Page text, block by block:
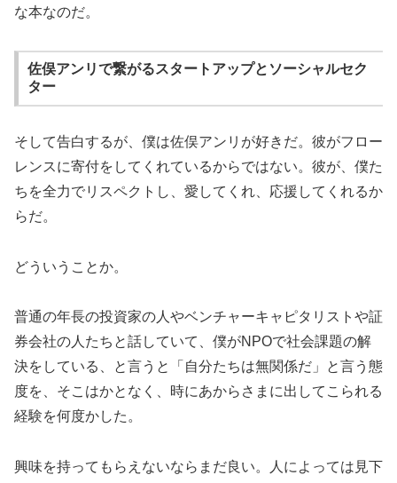
な本なのだ。
佐俣アンリで繋がるスタートアップとソーシャルセク
ター
そして告白するが、僕は佐俣アンリが好きだ。彼がフロー
レンスに寄付をしてくれているからではない。彼が、僕た
ちを全力でリスペクトし、愛してくれ、応援してくれるか
らだ。
どういうことか。
普通の年長の投資家の人やベンチャーキャピタリストや証
券会社の人たちと話していて、僕がNPOで社会課題の解
決をしている、と言うと「自分たちは無関係だ」と言う態
度を、そこはかとなく、時にあからさまに出してこられる
経験を何度かした。
興味を持ってもらえないならまだ良い。人によっては見下